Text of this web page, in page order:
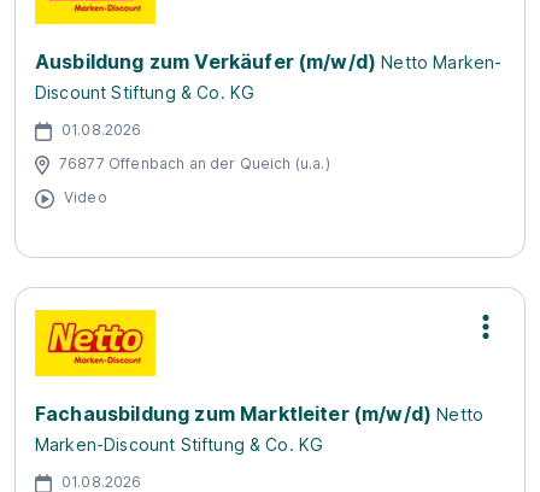
Ausbildung zum Verkäufer (m/w/d) Netto Marken-
Discount Stiftung & Co. KG
01.08.2026
76877 Offenbach an der Queich (u.a.)
Video
Fachausbildung zum Marktleiter (m/w/d) Netto
Marken-Discount Stiftung & Co. KG
01.08.2026